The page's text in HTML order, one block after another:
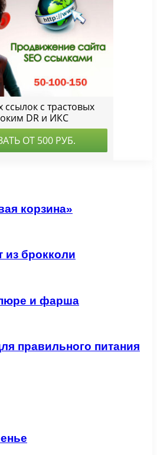
корзина»
из брокколи
и фарша
правильного питания